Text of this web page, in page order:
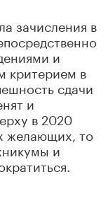
зачисления в
и
критерием в
сдачи
и
в 2020
желающих, то
и